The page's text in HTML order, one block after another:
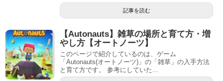
記事を読む
【Autonauts】雑草の場所と育て方・増
やし方【オートノーツ】
このページで紹介しているのは、ゲーム
「Autonauts(オートノーツ)」の「雑草」の入手方法
と育て方です。 参考にしていた...